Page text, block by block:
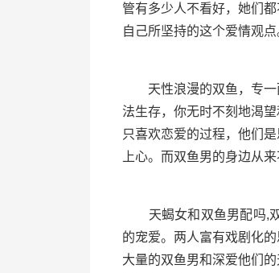
管有多少人不看好，她们
自己所坚持的这个爱情观点
天性浪漫的双鱼，专一
法生存，你无时不刻地渴
只喜欢恋爱的过程，他们
上心。而双鱼男的身边从
天蝎女和双鱼男配吗,双
的宠爱。两人富有戏剧化
大量的双鱼男和深爱他们